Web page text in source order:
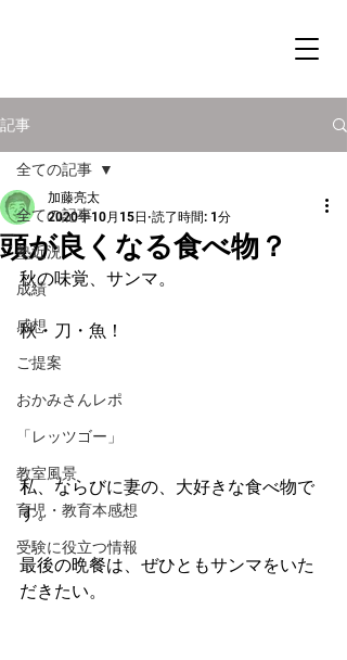
記事
全ての記事
塾近況
成績
感想
ご提案
おかみさんレポ
「レッツゴー」
教室風景
育児・教育本感想
受験に役立つ情報
全ての記事
頭が良くなる食べ物？
加藤亮太
2020年10月15日 読了時間: 1分
秋の味覚、サンマ。
秋・刀・魚！
私、ならびに妻の、大好きな食べ物で
す。
最後の晩餐は、ぜひともサンマをいた
だきたい。